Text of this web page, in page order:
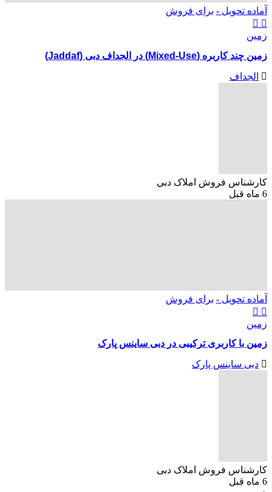
آماده تحویل - برای فروش
زمین
زمین چند کاربره (Mixed-Use) در الجداف دبی (Jaddaf)
الجداف
کارشناس فروش املاک دبی
6 ماه قبل
آماده تحویل - برای فروش
زمین
زمین با کاربری ترکیبی در دبی ساینس پارک
دبی ساینس پارک
کارشناس فروش املاک دبی
6 ماه قبل